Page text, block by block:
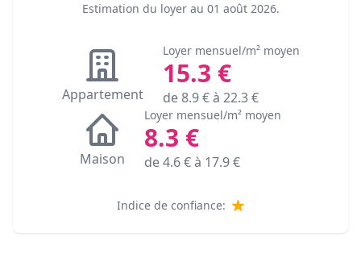
Estimation du loyer au 01 août 2026.
Appartement
Loyer mensuel/m² moyen
15.3 €
de8.9€ à 22.3€
Maison
Loyer mensuel/m² moyen
8.3 €
de4.6€ à 17.9€
Indice de confiance: